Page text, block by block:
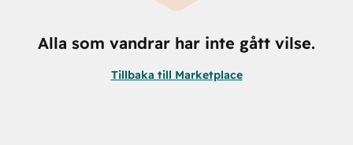
Alla som vandrar har inte gått vilse.
Tillbaka till Marketplace